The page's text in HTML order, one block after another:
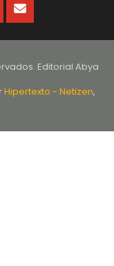
Editorial Abya
Hipertexto - Netizen,